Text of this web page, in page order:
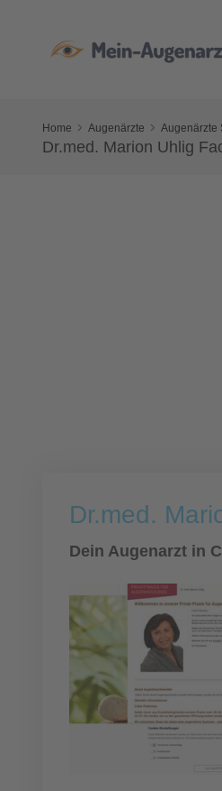
Home Augenärzte Augenärzte
Dr.med. Marion Uhlig
Dr.med.
Dein Augenarzt in